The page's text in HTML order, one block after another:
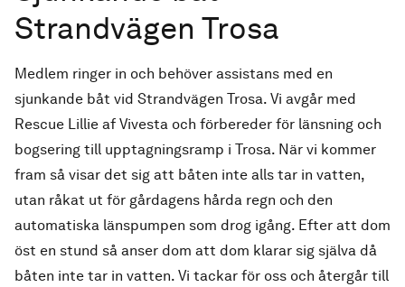
Strandvägen Trosa
Medlem ringer in och behöver assistans med en
sjunkande båt vid Strandvägen Trosa. Vi avgår med
Rescue Lillie af Vivesta och förbereder för länsning och
bogsering till upptagningsramp i Trosa. När vi kommer
fram så visar det sig att båten inte alls tar in vatten,
utan råkat ut för gårdagens hårda regn och den
automatiska länspumpen som drog igång. Efter att dom
öst en stund så anser dom att dom klarar sig själva då
båten inte tar in vatten. Vi tackar för oss och återgår till